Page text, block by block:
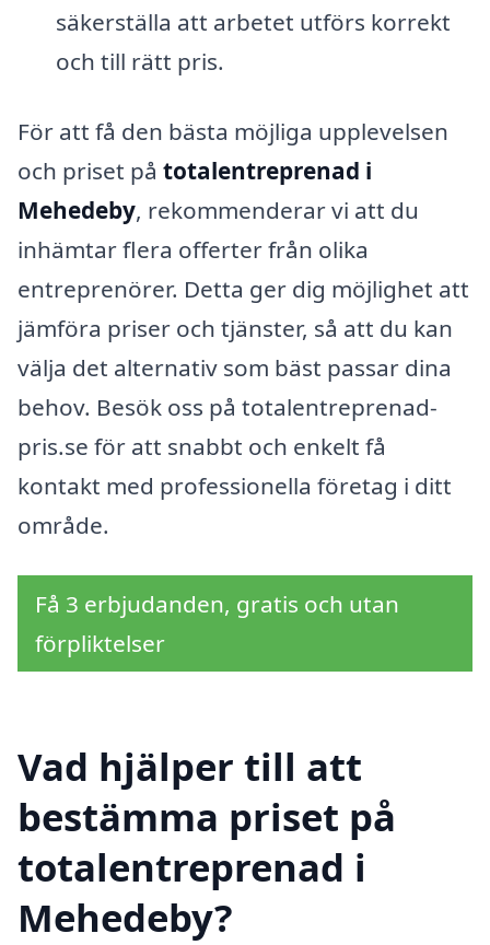
säkerställa att arbetet utförs korrekt
och till rätt pris.
För att få den bästa möjliga upplevelsen
och priset på totalentreprenad i
Mehedeby, rekommenderar vi att du
inhämtar flera offerter från olika
entreprenörer. Detta ger dig möjlighet att
jämföra priser och tjänster, så att du kan
välja det alternativ som bäst passar dina
behov. Besök oss på totalentreprenad-
pris.se för att snabbt och enkelt få
kontakt med professionella företag i ditt
område.
Få 3 erbjudanden, gratis och utan
förpliktelser
Vad hjälper till att
bestämma priset på
totalentreprenad i
Mehedeby?